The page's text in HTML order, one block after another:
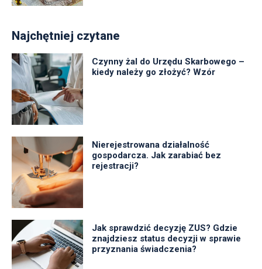
Najchętniej czytane
Czynny żal do Urzędu Skarbowego –
kiedy należy go złożyć? Wzór
Nierejestrowana działalność
gospodarcza. Jak zarabiać bez
rejestracji?
Jak sprawdzić decyzję ZUS? Gdzie
znajdziesz status decyzji w sprawie
przyznania świadczenia?